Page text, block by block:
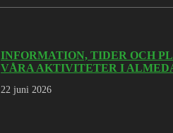
INFORMATION, TIDER OCH
VÅRA AKTIVITETER I
22 juni 2026